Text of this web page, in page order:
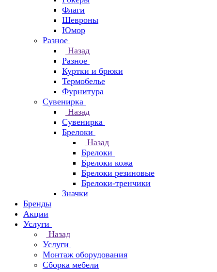
Флаги
Шевроны
Юмор
Разное
Назад
Разное
Куртки и брюки
Термобелье
Фурнитура
Сувенирка
Назад
Сувенирка
Брелоки
Назад
Брелоки
Брелоки кожа
Брелоки резиновые
Брелоки-тренчики
Значки
Бренды
Акции
Услуги
Назад
Услуги
Монтаж оборудования
Сборка мебели